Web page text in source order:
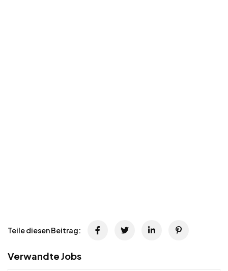
Teile diesen Beitrag:
Verwandte Jobs